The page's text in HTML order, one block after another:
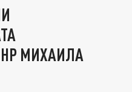
МИХАИЛА